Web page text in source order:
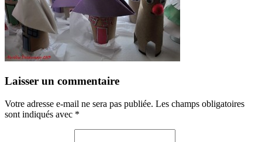
Laisser un commentaire
Votre adresse e-mail ne sera pas publiée. Les champs obligatoires
sont indiqués avec *